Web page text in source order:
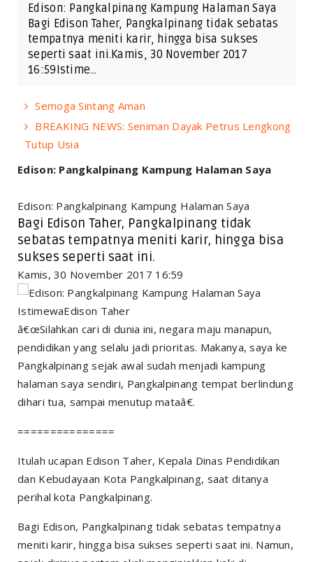
Edison: Pangkalpinang Kampung Halaman Saya
Bagi Edison Taher, Pangkalpinang tidak sebatas
tempatnya meniti karir, hingga bisa sukses
seperti saat ini.Kamis, 30 November 2017
16:59Istime…
Semoga Sintang Aman
BREAKING NEWS: Seniman Dayak Petrus Lengkong
Tutup Usia
Edison: Pangkalpinang Kampung Halaman Saya
Edison: Pangkalpinang Kampung Halaman Saya
Bagi Edison Taher, Pangkalpinang tidak
sebatas tempatnya meniti karir, hingga bisa
sukses seperti saat ini.
Kamis, 30 November 2017 16:59
IstimewaEdison Taher
â€œSilahkan cari di dunia ini, negara maju manapun,
pendidikan yang selalu jadi prioritas. Makanya, saya ke
Pangkalpinang sejak awal sudah menjadi kampung
halaman saya sendiri, Pangkalpinang tempat berlindung
dihari tua, sampai menutup mataâ€.
===============
Itulah ucapan Edison Taher, Kepala Dinas Pendidikan
dan Kebudayaan Kota Pangkalpinang, saat ditanya
perihal kota Pangkalpinang.
Bagi Edison, Pangkalpinang tidak sebatas tempatnya
meniti karir, hingga bisa sukses seperti saat ini. Namun,